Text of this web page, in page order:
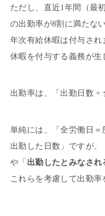
ただし、直近1年間（最
の出勤率が8割に満たな
年次有給休暇は付与さ
休暇を付与する義務が生
出勤率は、「出勤日数 ÷
単純には、「全労働日＝
出勤した日数」ですが、
や「 出勤したとみなされ
これらを考慮して出勤率